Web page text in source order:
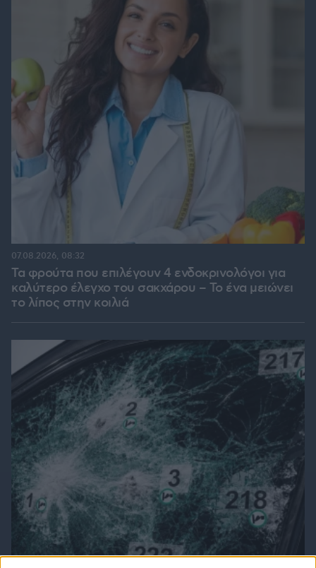
Τα φρούτα που επιλέγουν 4 ενδοκρινολόγοι για
καλύτερο έλεγχο του σακχάρου – Το ένα μειώνει
το λίπος στην κοιλιά
07.08.2026, 08:32